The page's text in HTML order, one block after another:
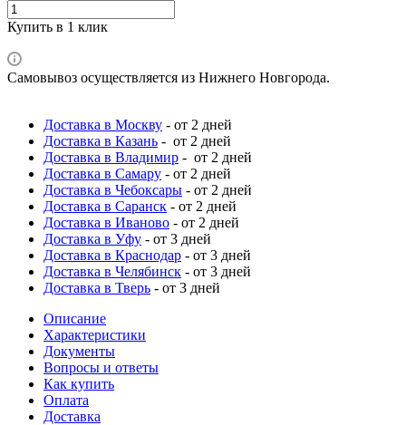
Купить в 1 клик
Самовывоз осуществляется из Нижнего Новгорода.
Доставка в Москву - от 2 дней
Доставка в Казань - от 2 дней
Доставка в Владимир - от 2 дней
Доставка в Самару - от 2 дней
Доставка в Чебоксары - от 2 дней
Доставка в Саранск - от 2 дней
Доставка в Иваново - от 2 дней
Доставка в Уфу - от 3 дней
Доставка в Краснодар - от 3 дней
Доставка в Челябинск - от 3 дней
Доставка в Тверь - от 3 дней
Описание
Характеристики
Документы
Вопросы и ответы
Как купить
Оплата
Доставка